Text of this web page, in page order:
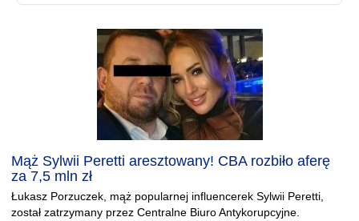
Mąż Sylwii Peretti aresztowany! CBA rozbiło aferę
za 7,5 mln zł
Łukasz Porzuczek, mąż popularnej influencerek Sylwii Peretti,
został zatrzymany przez Centralne Biuro Antykorupcyjne.